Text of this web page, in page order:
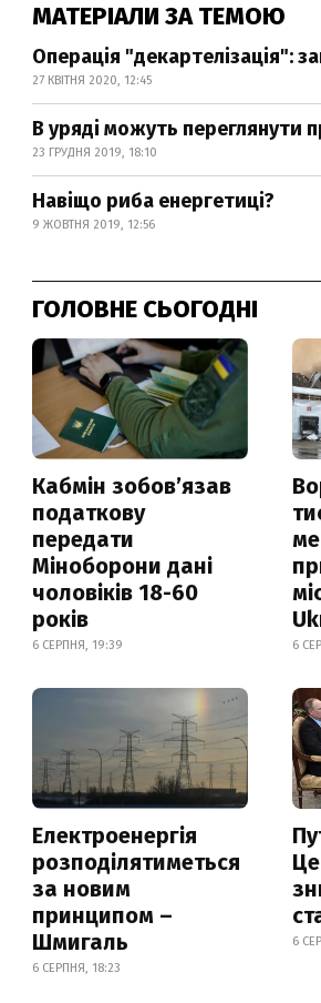
МАТЕРІАЛИ ЗА ТЕМОЮ
Операція "декартелізація":
27 КВІТНЯ 2020, 12:45
В уряді можуть переглянути
23 ГРУДНЯ 2019, 18:10
Навіщо риба енергетиці?
9 ЖОВТНЯ 2019, 12:56
ГОЛОВНЕ СЬОГОДНІ
Кабмін зобовʼязав
податкову
передати
Міноборони дані
чоловіків 18-60
років
6 СЕРПНЯ, 19:39 6
Електроенергія
розподілятиметься
за новим
принципом –
Шмигаль
6 СЕРПНЯ, 18:23
6